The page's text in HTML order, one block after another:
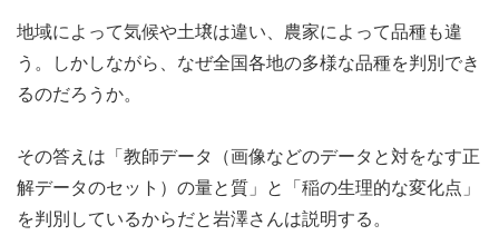
地域によって気候や土壌は違い、農家によって品種も違
う。しかしながら、なぜ全国各地の多様な品種を判別でき
るのだろうか。
その答えは「教師データ（画像などのデータと対をなす正
解データのセット）の量と質」と「稲の生理的な変化点」
を判別しているからだと岩澤さんは説明する。